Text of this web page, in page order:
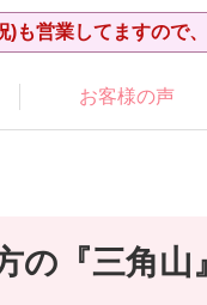
)も営業してますので
お客様の声
の『三角山』